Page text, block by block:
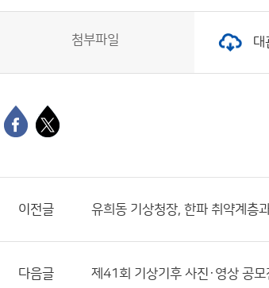
첨부파일 대
이전글 유희동 기상청장, 한파 취약계층
다음글 제41회 기상기후 사진·영상 공모